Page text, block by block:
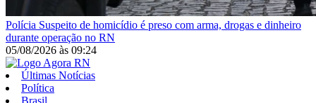
Polícia Suspeito de homicídio é preso com arma, drogas e dinheiro
durante operação no RN
05/08/2026 às 09:24
Últimas Notícias
Política
Brasil